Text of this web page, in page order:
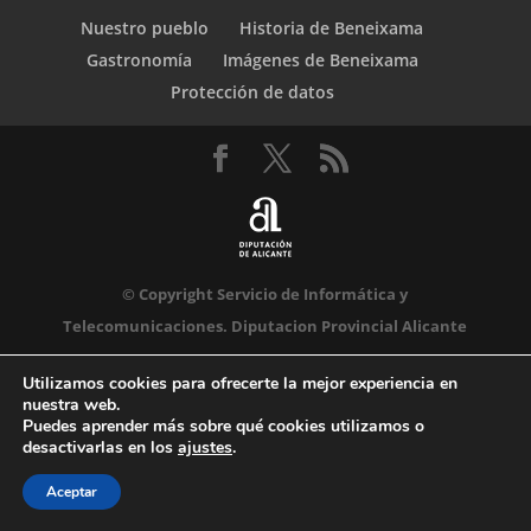
Nuestro pueblo
Historia de Beneixama
Gastronomía
Imágenes de Beneixama
Protección de datos
© Copyright Servicio de Informática y
Telecomunicaciones. Diputacion Provincial Alicante
Utilizamos cookies para ofrecerte la mejor experiencia en
nuestra web.
Puedes aprender más sobre qué cookies utilizamos o
desactivarlas en los ajustes.
Aceptar